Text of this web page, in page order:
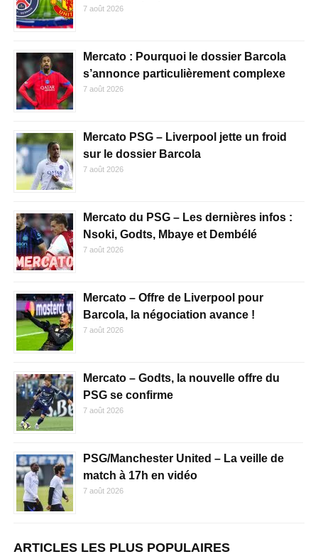
7 août 2026
Mercato : Pourquoi le dossier Barcola
s’annonce particulièrement complexe
7 août 2026
Mercato PSG – Liverpool jette un froid
sur le dossier Barcola
7 août 2026
Mercato du PSG – Les dernières infos :
Nsoki, Godts, Mbaye et Dembélé
7 août 2026
Mercato – Offre de Liverpool pour
Barcola, la négociation avance !
7 août 2026
Mercato – Godts, la nouvelle offre du
PSG se confirme
7 août 2026
PSG/Manchester United – La veille de
match à 17h en vidéo
7 août 2026
ARTICLES LES PLUS POPULAIRES